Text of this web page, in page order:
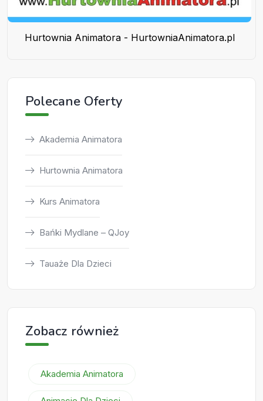
Hurtownia Animatora - HurtowniaAnimatora.pl
Polecane Oferty
Akademia Animatora
Hurtownia Animatora
Kurs Animatora
Bańki Mydlane – QJoy
Tauaże Dla Dzieci
Zobacz również
Akademia Animatora